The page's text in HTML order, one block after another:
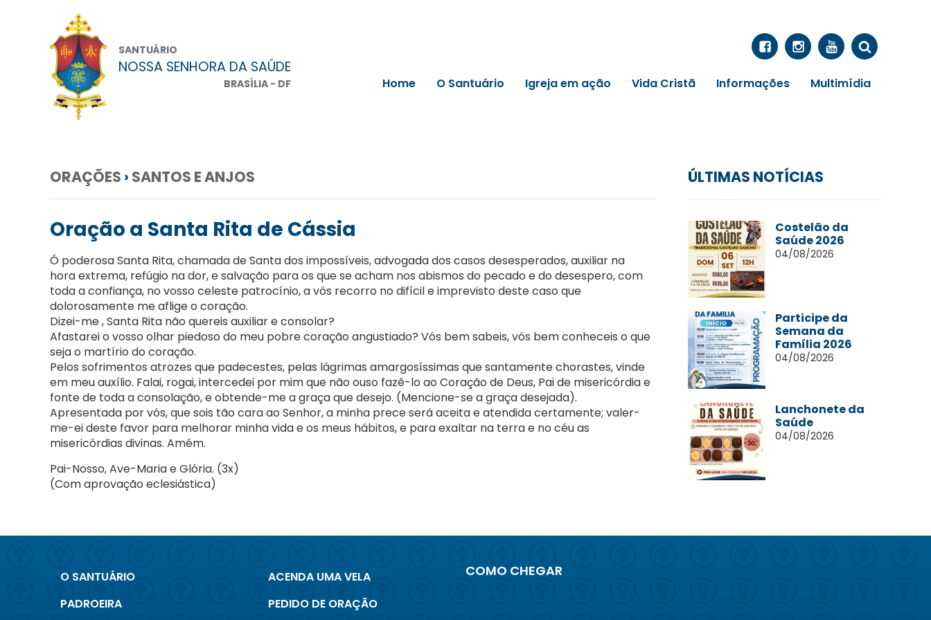
SANTUÁRIO
NOSSA SENHORA DA SAÚDE
BRASÍLIA - DF Home O Santuário Igreja em ação Vida Cristã Informações Multimídia
ORAÇÕES › SANTOS E ANJOS
Oração a Santa Rita de Cássia
Ó poderosa Santa Rita, chamada de Santa dos impossíveis, advogada dos casos desesperados, auxiliar na
hora extrema, refúgio na dor, e salvação para os que se acham nos abismos do pecado e do desespero, com
toda a confiança, no vosso celeste patrocínio, a vós recorro no difícil e imprevisto deste caso que
dolorosamente me aflige o coração.
Dizei-me , Santa Rita não quereis auxiliar e consolar?
Afastarei o vosso olhar piedoso do meu pobre coração angustiado? Vós bem sabeis, vós bem conheceis o que
seja o martírio do coração.
Pelos sofrimentos atrozes que padecestes, pelas lágrimas amargosíssimas que santamente chorastes, vinde
em meu auxílio. Falai, rogai, intercedei por mim que não ouso fazê-lo ao Coração de Deus, Pai de misericórdia e
fonte de toda a consolação, e obtende-me a graça que desejo. (Mencione-se a graça desejada).
Apresentada por vós, que sois tão cara ao Senhor, a minha prece será aceita e atendida certamente; valer-
me-ei deste favor para melhorar minha vida e os meus hábitos, e para exaltar na terra e no céu as
misericórdias divinas. Amém.
Pai-Nosso, Ave-Maria e Glória. (3x)
(Com aprovação eclesiástica)
ÚLTIMAS NOTÍCIAS
Costelão da
Saúde 2026
04/08/2026
Participe da
Semana da
Família 2026
04/08/2026
Lanchonete da
Saúde
04/08/2026
O SANTUÁRIO
PADROEIRA
ACENDA UMA VELA
PEDIDO DE ORAÇÃO
COMO CHEGAR